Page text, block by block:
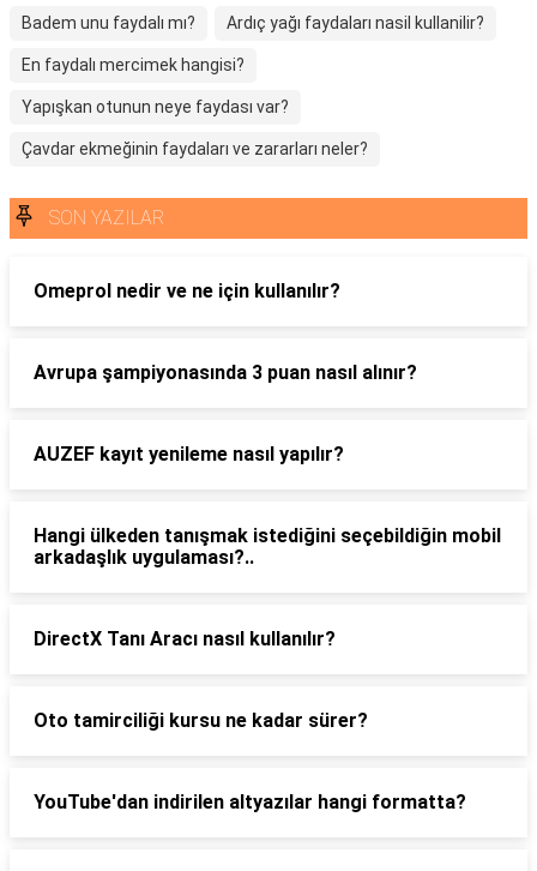
Badem unu faydalı mı? Ardıç yağı faydaları nasil kullanilir?
En faydalı mercimek hangisi?
Yapışkan otunun neye faydası var?
Çavdar ekmeğinin faydaları ve zararları neler?
SON YAZILAR
Omeprol nedir ve ne için kullanılır?
Avrupa şampiyonasında 3 puan nasıl alınır?
AUZEF kayıt yenileme nasıl yapılır?
Hangi ülkeden tanışmak istediğini seçebildiğin mobil
arkadaşlık uygulaması?..
DirectX Tanı Aracı nasıl kullanılır?
Oto tamirciliği kursu ne kadar sürer?
YouTube'dan indirilen altyazılar hangi formatta?